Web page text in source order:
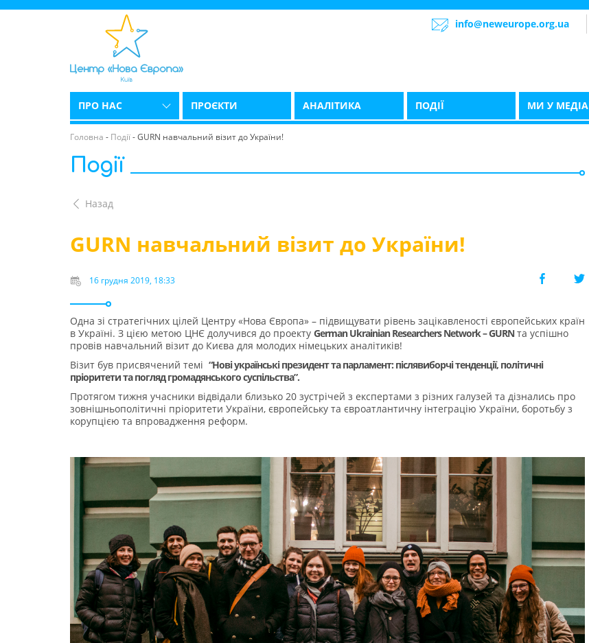
info@neweurope.org.ua
ПРО НАС ПРОЄКТИ АНАЛІТИКА ПОДІЇ МИ У МЕДІА
Головна - Події-GURN навчальний візит до України!
Події
Назад
GURN навчальний візит до України!
16 грудня 2019, 18:33
Одна зі стратегічних цілей Центру «Нова Європа» – підвищувати рівень зацікавленості європейських країн
в Україні. З цією метою ЦНЄ долучився до проекту German Ukrainian Researchers Network – GURN та успішно
провів навчальний візит до Києва для молодих німецьких аналітиків!
Візит був присвячений темі “Нові українські президент та парламент: післявиборчі тенденції, політичні
пріоритети та погляд громадянського суспільства”.
Протягом тижня учасники відвідали близько 20 зустрічей з експертами з різних галузей та дізнались про
зовнішньополітичні пріоритети України, європейську та євроатлантичну інтеграцію України, боротьбу з
корупцією та впровадження реформ.